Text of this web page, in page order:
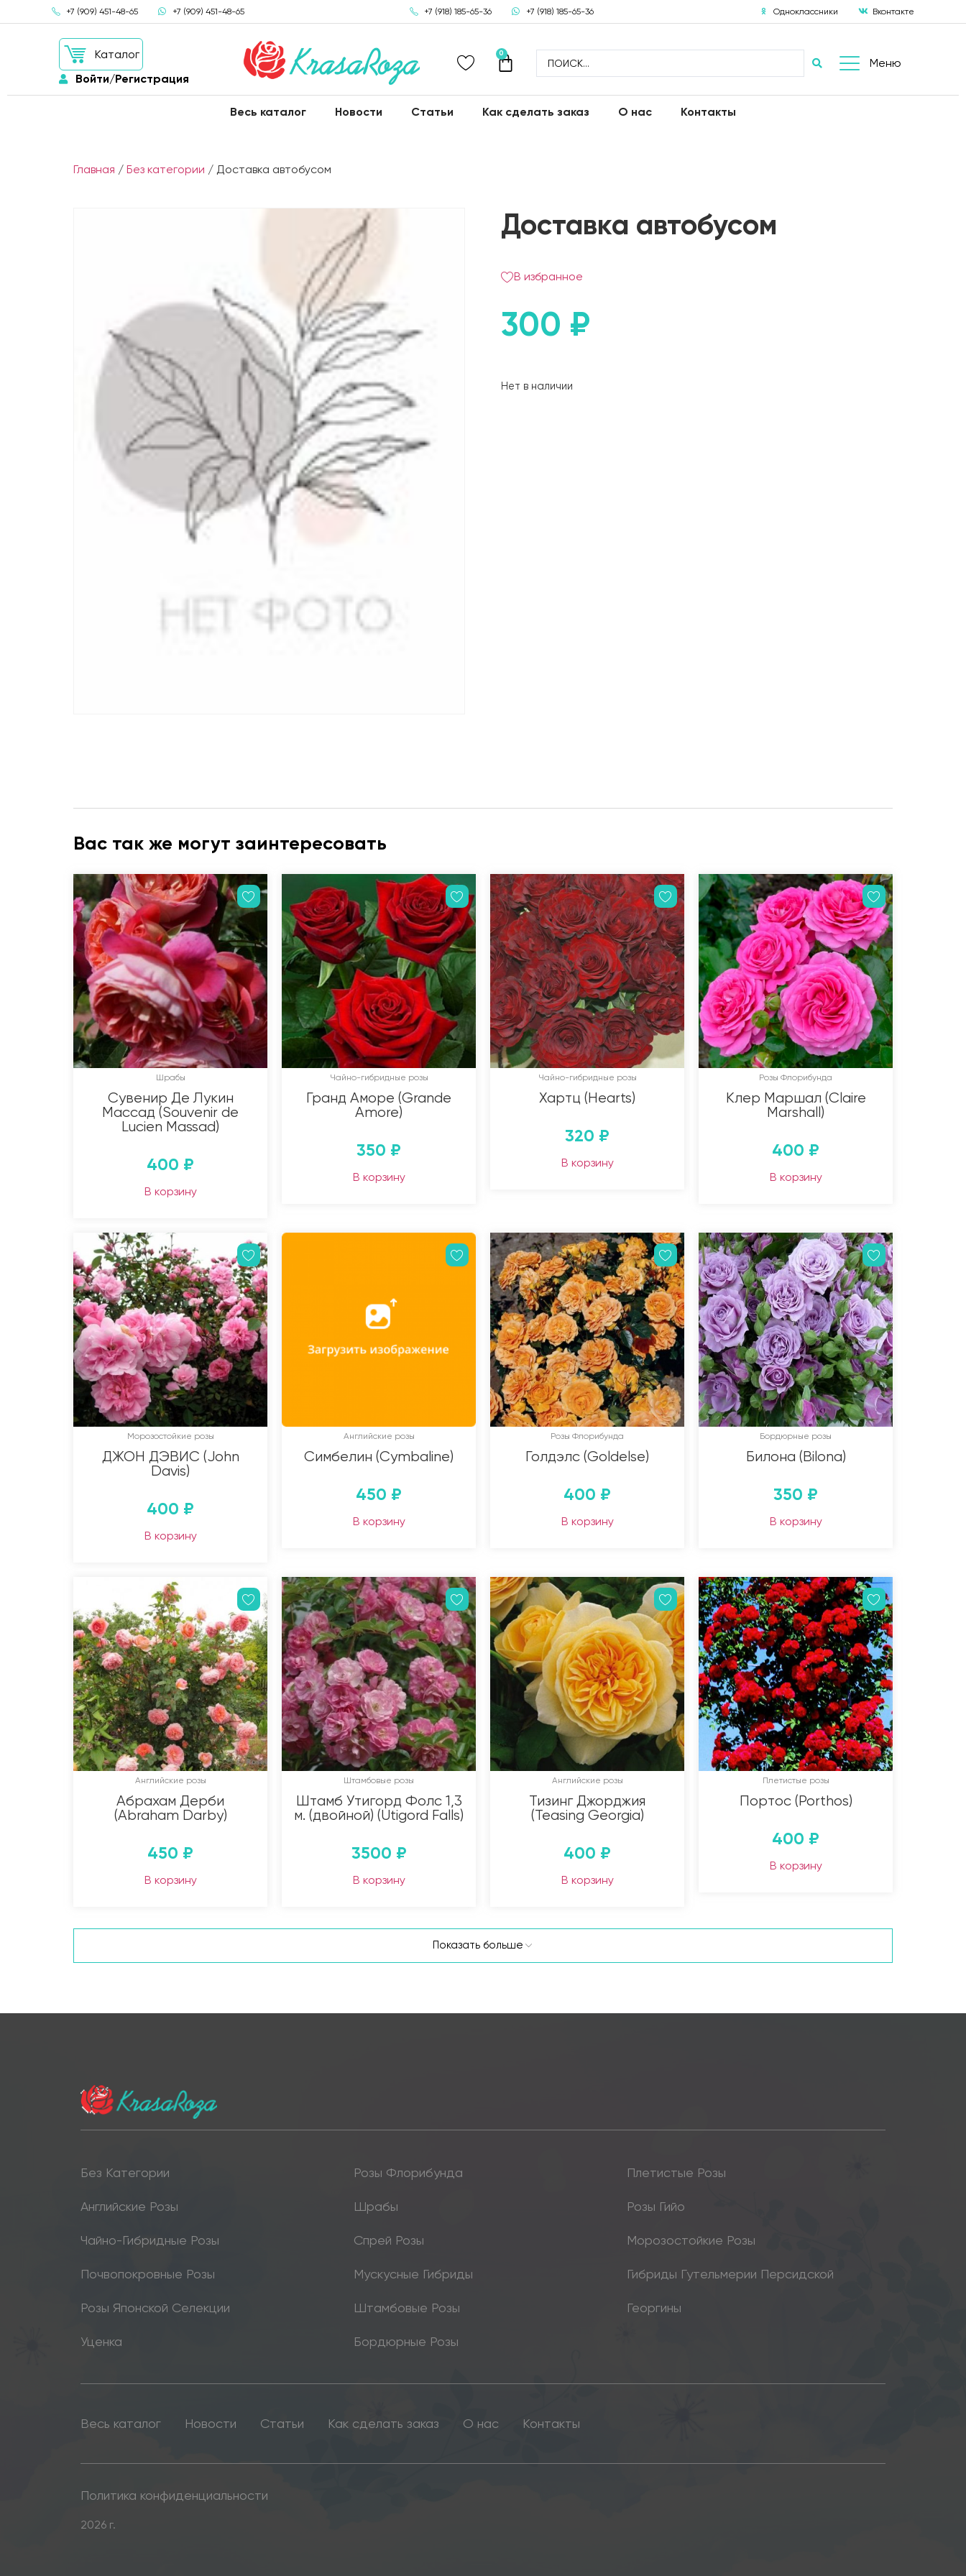
+7 (909) 451-48-65 +7 (909) 451-48-65 +7 (918) 185-65-36 +7 (918) 185-65-36 Одноклассники Вконтакте
Каталог
Войти/Регистрация
0
Меню
Весь каталог Новости Статьи Как сделать заказ О нас Контакты
Главная / Без категории / Доставка автобусом
Доставка автобусом
В избранное
300 ₽
Нет в наличии
Вас так же могут заинтересовать
Шрабы
Сувенир Де Лукин
Массад (Souvenir de
Lucien Massad)
400 ₽
В корзину
Чайно-гибридные розы
Гранд Аморе (Grande
Amore)
350 ₽
В корзину
Чайно-гибридные розы
Хартц (Hearts)
320 ₽
В корзину
Розы Флорибунда
Клер Маршал (Claire
Marshall)
400 ₽
В корзину
Морозостойкие розы
ДЖОН ДЭВИС (John
Davis)
400 ₽
В корзину
Английские розы
Симбелин (Cymbaline)
450 ₽
В корзину
Розы Флорибунда
Голдэлс (Goldelse)
400 ₽
В корзину
Бордюрные розы
Билона (Bilona)
350 ₽
В корзину
Английские розы
Абрахам Дерби
(Abraham Darby)
450 ₽
В корзину
Штамбовые розы
Штамб Утигорд Фолс 1,3
м. (двойной) (Utigord Falls)
3500 ₽
В корзину
Английские розы
Тизинг Джорджия
(Teasing Georgia)
400 ₽
В корзину
Плетистые розы
Портос (Porthos)
400 ₽
В корзину
Показать больше
Без Категории Розы Флорибунда Плетистые Розы
Английские Розы Шрабы Розы Гийо
Чайно-Гибридные Розы Спрей Розы Морозостойкие Розы
Почвопокровные Розы Мускусные Гибриды Гибриды Гутельмерии Персидской
Розы Японской Селекции Штамбовые Розы Георгины
Уценка Бордюрные Розы
Весь каталог Новости Статьи Как сделать заказ О нас Контакты
Политика конфиденциальности
2026 г.